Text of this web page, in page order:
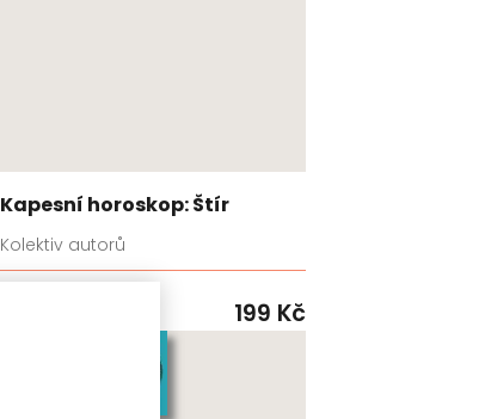
Kapesní horoskop: Štír
Kolektiv autorů
199 Kč